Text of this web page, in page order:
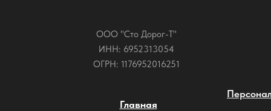
ООО "Сто Дорог-Т"
ИНН: 6952313054
ОГРН: 1176952016251
Главная